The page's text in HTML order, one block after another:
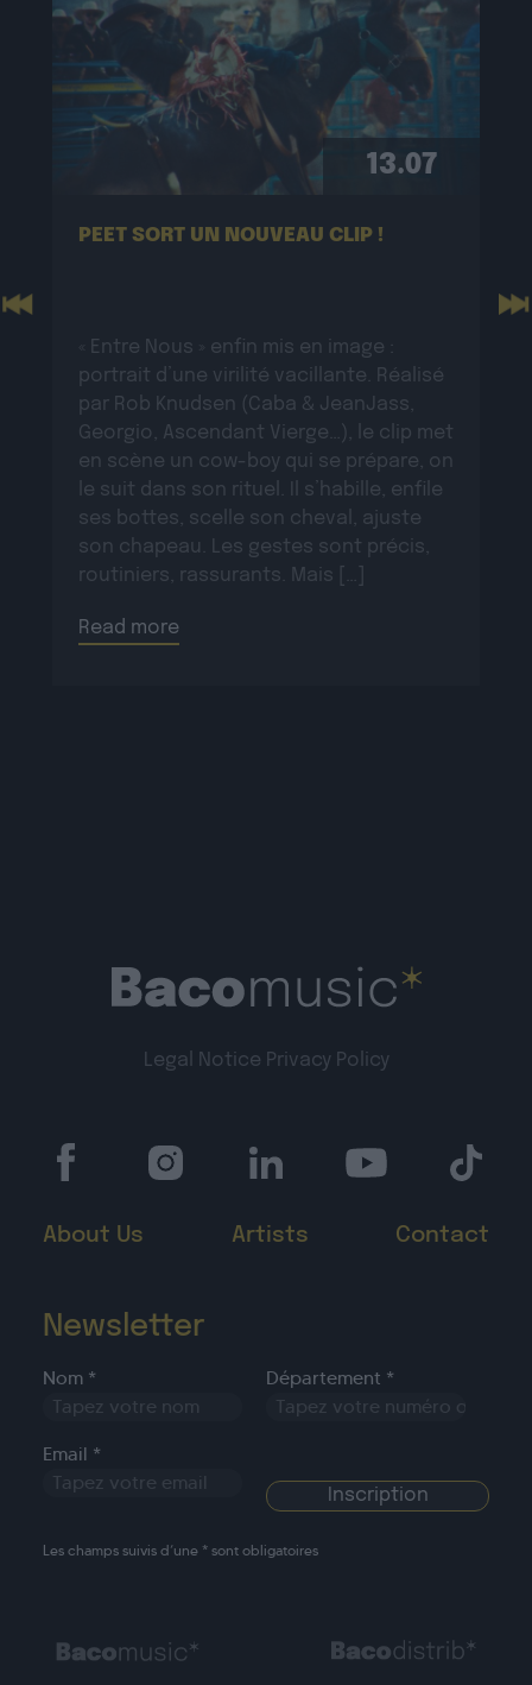
13.07
PEET SORT UN NOUVEAU CLIP !
« Entre Nous » enfin mis en image :
portrait d’une virilité vacillante. Réalisé
par Rob Knudsen (Caba & JeanJass,
Georgio, Ascendant Vierge…), le clip met
en scène un cow-boy qui se prépare, on
le suit dans son rituel. Il s’habille, enfile
ses bottes, scelle son cheval, ajuste
son chapeau. Les gestes sont précis,
routiniers, rassurants. Mais […]
Read more
Previous
Legal Notice Privacy Policy
About Us Artists Contact
Newsletter
Nom * Département *
Email *
Les champs suivis d’une * sont obligatoires